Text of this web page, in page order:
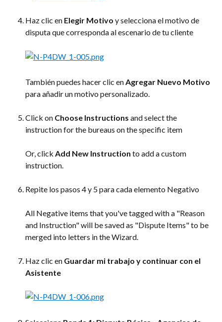
Haz clic en Elegir Motivo y selecciona el motivo de
disputa que corresponda al escenario de tu cliente
También puedes hacer clic en Agregar Nuevo Motivo
para añadir un motivo personalizado.
Click on Choose Instructions and select the
instruction for the bureaus on the specific item
Or, click Add New Instruction to add a custom
instruction.
Repite los pasos 4 y 5 para cada elemento Negativo
All Negative items that you've tagged with a "Reason
and Instruction" will be saved as "Dispute Items" to be
merged into letters in the Wizard.
Haz clic en Guardar mi trabajo y continuar con el
Asistente